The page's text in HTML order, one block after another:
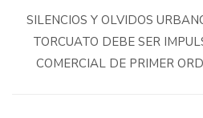
SILENCIOS Y OLVIDOS
TORCUATO DEBE SER
COMERCIAL DE PRIMER